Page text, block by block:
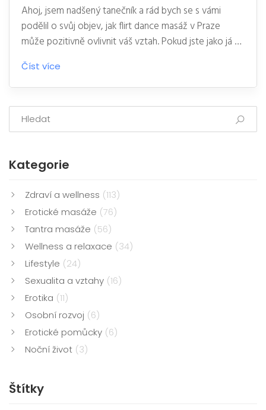
Ahoj, jsem nadšený tanečník a rád bych se s vámi
podělil o svůj objev, jak flirt dance masáž v Praze
může pozitivně ovlivnit váš vztah. Pokud jste jako já a
místo toho, abyste trávili večery doma na gauči, raději
se pohybujete a učíte se nové věci, tak je tohle
příspěvek právě pro vás. Během naší lekce se nejen
pobavíte a naučíte se novému tanci, ale také zjistíte,
jak může společný tanec posílit vaši dvojici a
vybudovat důvěru. Tak následujte můj tanec k lepším
Číst více
Kategorie
Zdraví a wellness (113)
Erotické masáže (76)
Tantra masáže (56)
Wellness a relaxace (34)
Lifestyle (24)
Sexualita a vztahy (16)
Erotika (11)
Osobní rozvoj (6)
Erotické pomůcky (6)
Noční život (3)
Štítky